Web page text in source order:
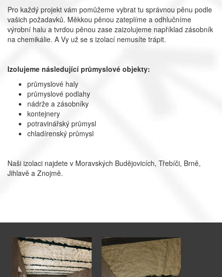
Pro každý projekt vám pomůžeme vybrat tu správnou pěnu podle
vašich požadavků. Měkkou pěnou zateplíme a odhlučníme
výrobní halu a tvrdou pěnou zase zaizolujeme například zásobník
na chemikálie. A Vy už se s izolací nemusíte trápit.
Izolujeme následující průmyslové objekty:
průmyslové haly
průmyslové podlahy
nádrže a zásobníky
kontejnery
potravinářský průmysl
chladírenský průmysl
Naši izolaci najdete v Moravských Budějovicích, Třebíči, Brně,
Jihlavě a Znojmě.